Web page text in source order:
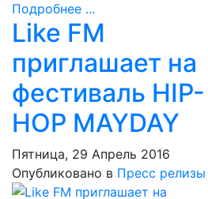
Подробнее ...
Like FM
приглашает на
фестиваль HIP-
HOP MAYDAY
Пятница, 29 Апрель 2016
Опубликовано в Пресс релизы